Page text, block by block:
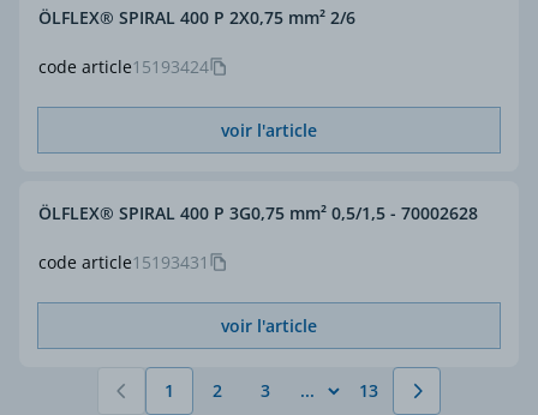
code article15193424
ÖLFLEX® SPIRAL 400 P 2X0,75 mm² 2/6
voir l'article
code article15193431
ÖLFLEX® SPIRAL 400 P 3G0,75 mm² 0,5/1,5 - 70002628
voir l'article
Vous lisez actuellement la page
1 Page
2 Page
3 Page
13